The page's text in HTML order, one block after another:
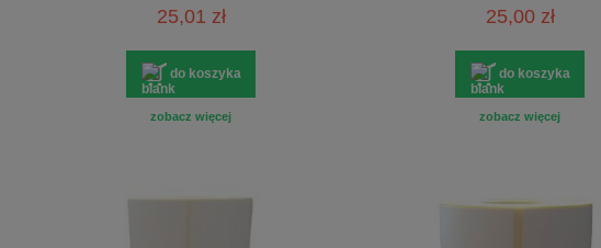
25,01 zł
do koszyka
zobacz więcej
25,00 zł
do koszyka
zobacz więcej